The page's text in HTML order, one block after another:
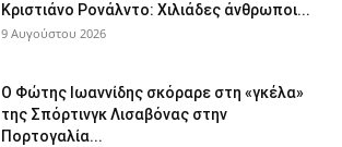
Κριστιάνο Ρονάλντο: Χιλιάδες άνθρωποι...
9 Αυγούστου 2026
Ο Φώτης Ιωαννίδης σκόραρε στη «γκέλα»
της Σπόρτινγκ Λισαβόνας στην
Πορτογαλία...